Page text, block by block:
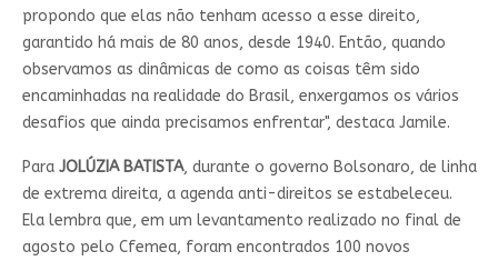
propondo que elas não tenham acesso a esse direito,
garantido há mais de 80 anos, desde 1940. Então, quando
observamos as dinâmicas de como as coisas têm sido
encaminhadas na realidade do Brasil, enxergamos os vários
desafios que ainda precisamos enfrentar", destaca Jamile.
Para JOLÚZIA BATISTA, durante o governo Bolsonaro, de linha
de extrema direita, a agenda anti-direitos se estabeleceu.
Ela lembra que, em um levantamento realizado no final de
agosto pelo Cfemea, foram encontrados 100 novos